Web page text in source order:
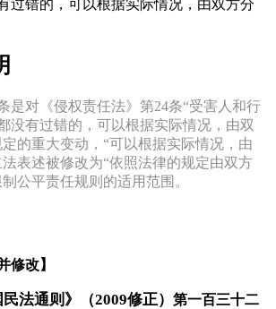
过错的，可以根据实际情况，由双方分
是对《侵权责任法》第24条“受害人和行
没有过错的，可以根据实际情况，由双
的重大变动，“可以根据实际情况，由
表述被修改为“依照法律的规定由双方
公平责任规则的适用范围。
修改】
法通则》（2009修正） 第一百三十二